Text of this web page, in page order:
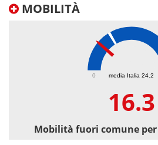
MOBILITÀ
media Italia 24.2
0
16.3
Mobilità fuori comune